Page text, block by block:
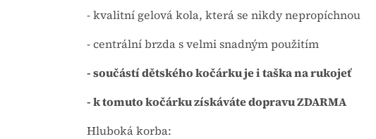
- kvalitní gelová kola, která se nikdy nepropíchnou
- centrální brzda s velmi snadným použitím
- součástí dětského kočárku je i taška na rukojeť
- k tomuto kočárku získáváte dopravu ZDARMA
Hluboká korba: